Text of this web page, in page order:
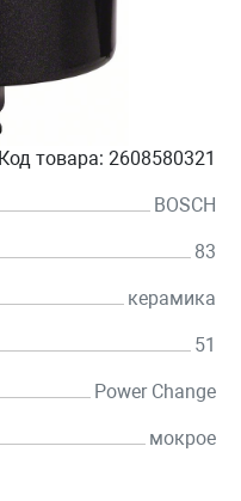
Код товара: 2608580321
BOSCH
83
керамика
51
Power Change
мокрое